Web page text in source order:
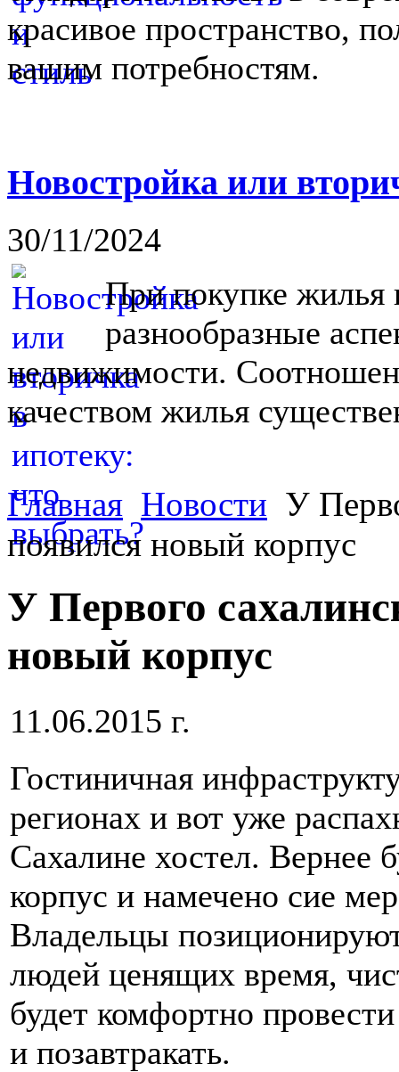
красивое пространство,
вашим потребностям.
Новостройка или
30/11/2024
При покупке жилья
разнообразные
недвижимости.
качеством жилья
Главная Новости У
появился новый корпус
У Первого
новый корпус
11.06.2015 г.
Гостиничная
регионах и вот уже
Сахалине хостел. Вернее
корпус и намечено сие
Владельцы
людей ценящих время,
будет комфортно
и позавтракать.